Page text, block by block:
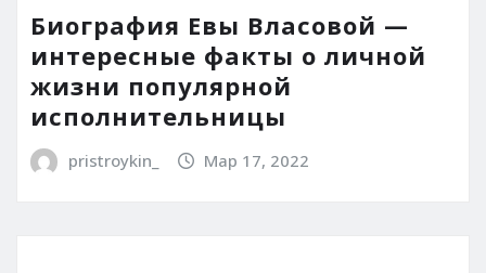
Биография Евы Власовой —
интересные факты о личной
жизни популярной
исполнительницы
pristroykin_ Мар 17, 2022